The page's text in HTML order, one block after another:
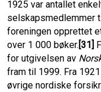
1925 var antallet
selskapsmed­lemmer
foreningen opprettet
over 1 000 bøker. [31]
for utgivelsen av
fram til 1999. Fra
øvrige nordiske